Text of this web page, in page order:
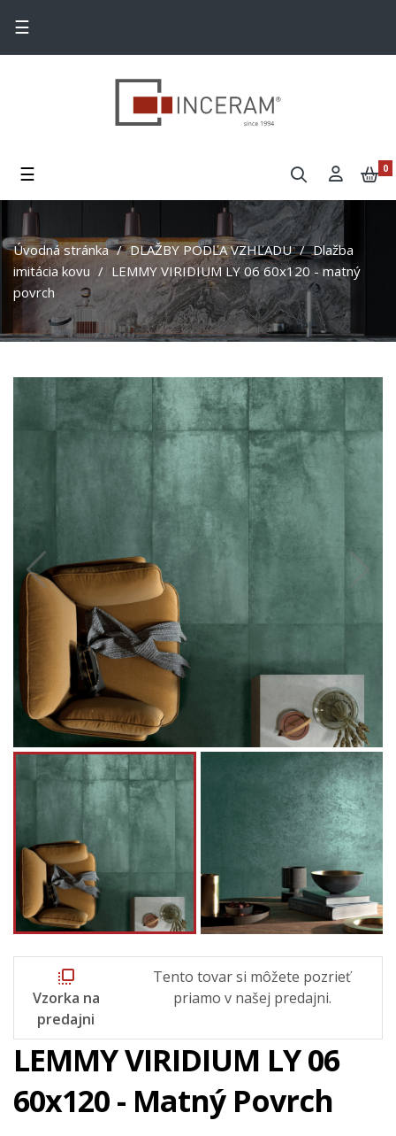
Toggle navigation
☰
Toggle navigation
☰ 0
Úvodná stránka DLAŽBY PODĽA VZHĽADU
Dlažba
imitácia kovu
LEMMY VIRIDIUM LY 06 60x120 - matný
povrch
flip_to_front
Vzorka na
predajni
Tento tovar si môžete pozrieť
priamo v našej predajni.
LEMMY VIRIDIUM LY 06
60x120 - Matný Povrch